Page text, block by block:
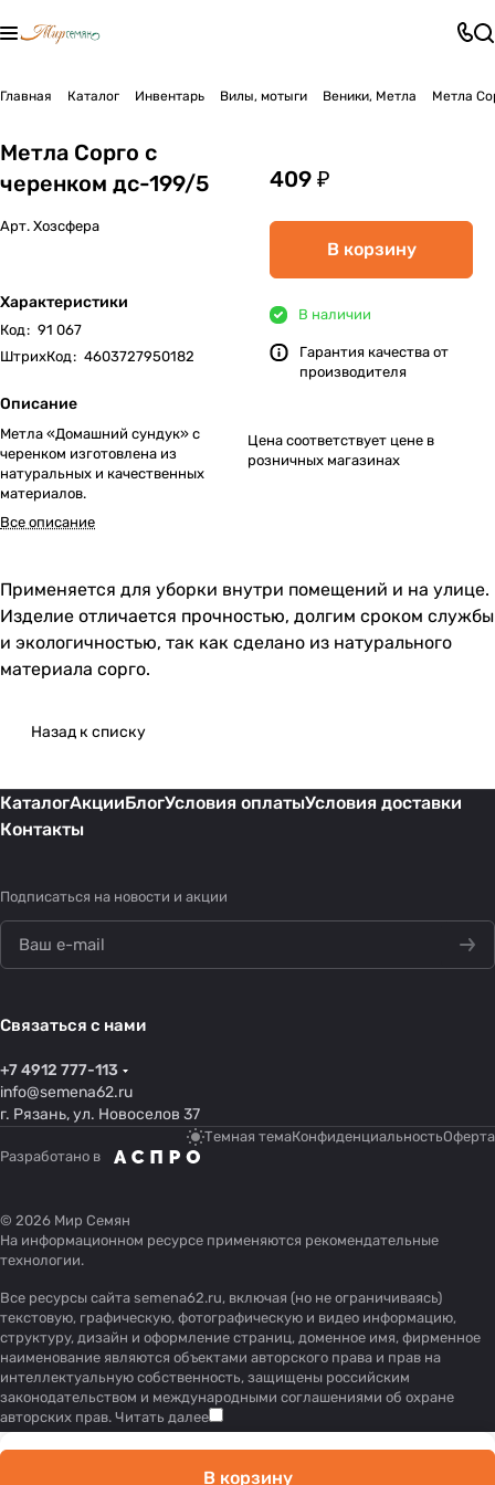
Главная Каталог Инвентарь Вилы, мотыги Веники, Метла Метла
Метла Сорго с
черенком дс-199/5
Арт. Хозсфера
Характеристики
Код: 91 067
ШтрихКод: 4603727950182
Описание
Метла «Домашний сундук» с
черенком изготовлена из
натуральных и качественных
материалов.
Все описание
409 ₽
В корзину
В наличии
Гарантия качества от
производителя
Цена соответствует цене в
розничных магазинах
Применяется для уборки внутри помещений и на улице.
Изделие отличается прочностью, долгим сроком службы
и экологичностью, так как сделано из натурального
материала сорго.
Назад к списку
КаталогАкцииБлогУсловия оплатыУсловия доставки
Контакты
Подписаться на новости и акции
Связаться с нами
+7 4912 777-113
info@semena62.ru
г. Рязань, ул. Новоселов 37
Темная темаКонфиденциальностьОферта
Разработано в
© 2026 Мир Семян
На информационном ресурсе применяются рекомендательные
технологии.
Все ресурсы сайта semena62.ru, включая (но не ограничиваясь)
текстовую, графическую, фотографическую и видео информацию,
структуру, дизайн и оформление страниц, доменное имя, фирменное
наименование являются объектами авторского права и прав на
интеллектуальную собственность, защищены российским
законодательством и международными соглашениями об охране
авторских прав. Читать далее
В корзину